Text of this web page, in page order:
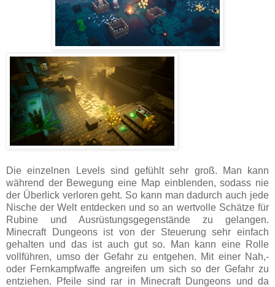
Die einzelnen Levels sind gefühlt sehr groß. Man kann
während der Bewegung eine Map einblenden, sodass nie
der Überlick verloren geht. So kann man dadurch auch jede
Nische der Welt entdecken und so an wertvolle Schätze für
Rubine und Ausrüstungsgegenstände zu gelangen.
Minecraft Dungeons ist von der Steuerung sehr einfach
gehalten und das ist auch gut so. Man kann eine Rolle
vollführen, umso der Gefahr zu entgehen. Mit einer Nah,-
oder Fernkampfwaffe angreifen um sich so der Gefahr zu
entziehen. Pfeile sind rar in Minecraft Dungeons und da